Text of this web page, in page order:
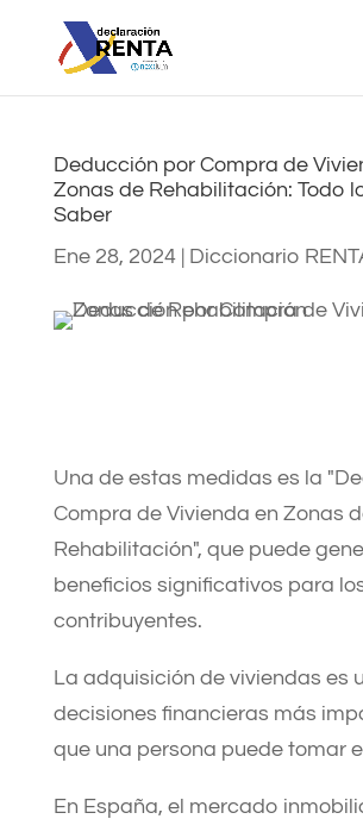
Deducción por Compra de
Zonas de Rehabilitación: Todo
Saber
Ene 28, 2024| Diccionario
Una de estas medidas es la
Compra de Vivienda en Zonas
Rehabilitación", que puede
beneficios significativos para
contribuyentes.
La adquisición de viviendas es
decisiones financieras más
que una persona puede tomar
En España, el mercado